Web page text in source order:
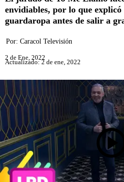
envidiables, por lo que explicó
guardaropa antes de salir a
Por: Caracol Televisión
2 de Ene, 2022
Actualizado: 2 de ene, 2022